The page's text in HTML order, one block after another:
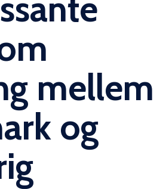
mellem
og